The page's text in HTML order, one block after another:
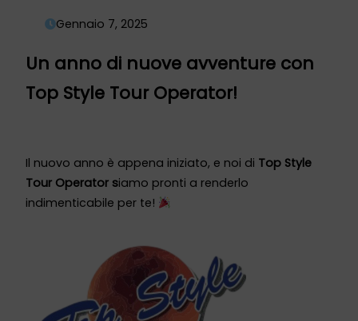
Gennaio 7, 2025
Un anno di nuove avventure con
Top Style Tour Operator!
Il nuovo anno è appena iniziato, e noi di Top Style
Tour Operator siamo pronti a renderlo
indimenticabile per te!